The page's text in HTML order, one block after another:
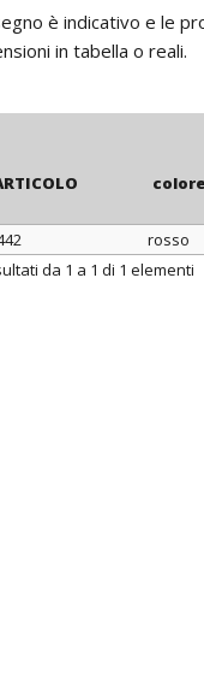
è indicativo e le
in tabella o reali.
colore
colore
rosso
da 1 a 1 di 1 elementi